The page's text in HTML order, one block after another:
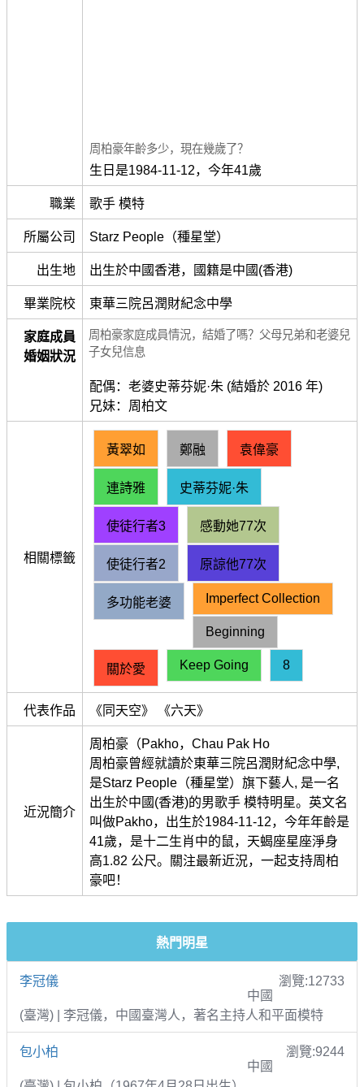
周柏豪年齡多少，現在幾歲了？
生日是1984-11-12，今年41歲
職業 歌手 模特
所屬公司 Starz People（種星堂）
出生地 出生於中國香港，國籍是中國(香港)
畢業院校 東華三院呂潤財紀念中學
家庭成員
婚姻狀況
周柏豪家庭成員情況，結婚了嗎？父母兄弟和老婆兒
子女兒信息
配偶：老婆史蒂芬妮·朱 (結婚於 2016 年)
兄妹：周柏文
相關標籤
黃翠如 鄭融 袁偉豪
連詩雅 史蒂芬妮·朱
使徒行者3 感動她77次
使徒行者2 原諒他77次
多功能老婆 Imperfect Collection
Beginning
關於愛 Keep Going 8
代表作品 《同天空》 《六天》
近況簡介
周柏豪（Pakho，Chau Pak Ho
周柏豪曾經就讀於東華三院呂潤財紀念中學,
是Starz People（種星堂）旗下藝人, 是一名
出生於中國(香港)的男歌手 模特明星。英文名
叫做Pakho，出生於1984-11-12，今年年齡是
41歲，是十二生肖中的鼠，天蝎座星座淨身
高1.82 公尺。關注最新近況，一起支持周柏
豪吧！
熱門明星
李冠儀
瀏覽:12733
中國
(臺灣) | 李冠儀，中國臺灣人，著名主持人和平面模特
包小柏
瀏覽:9244
中國